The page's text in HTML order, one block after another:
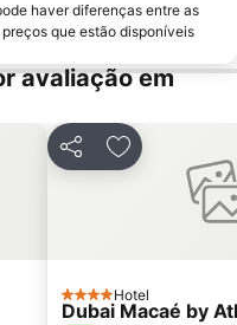
haver diferenças entre as
que estão disponíveis
avaliação em
PartilharAdicionar
4 Estrelas
Hotel
Dubai Macaé by